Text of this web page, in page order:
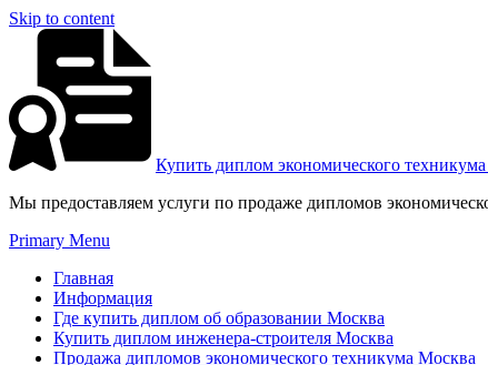
Skip to content
Купить диплом экономического
Мы предоставляем услуги по продаже дипломов
Primary Menu
Главная
Информация
Где купить диплом об образовании Москва
Купить диплом инженера-строителя Москва
Продажа дипломов экономического техникума Москва